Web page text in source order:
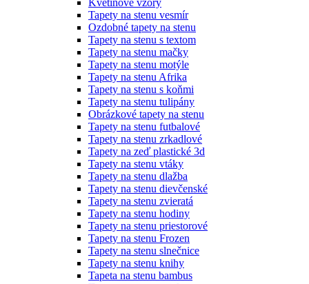
Tapety na stenu vesmír
Ozdobné tapety na stenu
Tapety na stenu s textom
Tapety na stenu mačky
Tapety na stenu motýle
Tapety na stenu Afrika
Tapety na stenu s koňmi
Tapety na stenu tulipány
Obrázkové tapety na stenu
Tapety na stenu futbalové
Tapety na stenu zrkadlové
Tapety na zeď plastické 3d
Tapety na stenu vtáky
Tapety na stenu dlažba
Tapety na stenu dievčenské
Tapety na stenu zvieratá
Tapety na stenu hodiny
Tapety na stenu priestorové
Tapety na stenu Frozen
Tapety na stenu slnečnice
Tapety na stenu knihy
Tapeta na stenu bambus